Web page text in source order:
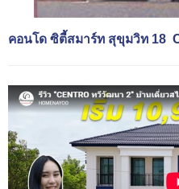
คอนโด ซิตี้สมาร์ท สุขุมวิท 18